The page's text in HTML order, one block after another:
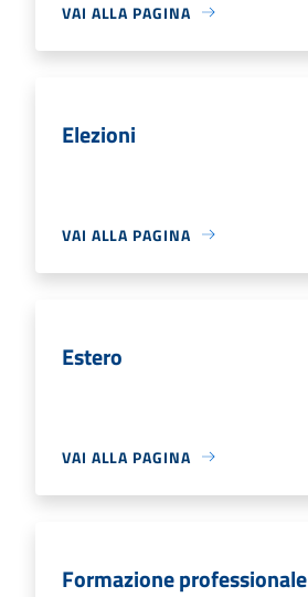
VAI ALLA PAGINA
Elezioni
VAI ALLA PAGINA
Estero
VAI ALLA PAGINA
Formazione professionale